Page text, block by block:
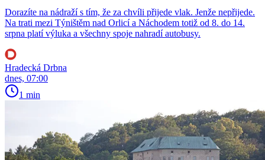
Dorazíte na nádraží s tím, že za chvíli přijede vlak. Jenže nepřijede.
Na trati mezi Týništěm nad Orlicí a Náchodem totiž od 8. do 14.
srpna platí výluka a všechny spoje nahradí autobusy.
Hradecká Drbna
dnes, 07:00
1 min